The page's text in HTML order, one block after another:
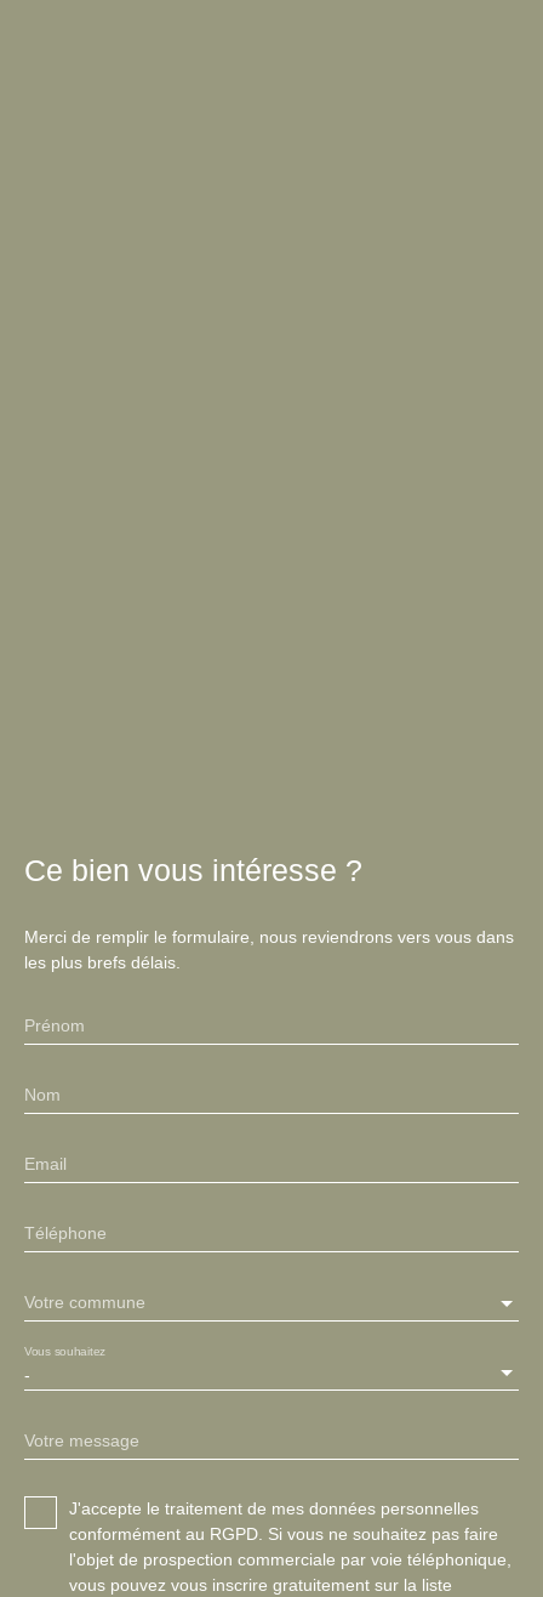
Ce bien vous intéresse ?
Merci de remplir le formulaire, nous reviendrons vers vous dans
les plus brefs délais.
Prénom
Nom
Email
Téléphone
Votre commune
-
Vous souhaitez
Votre message
J'accepte le traitement de mes données personnelles
conformément au RGPD. Si vous ne souhaitez pas faire
l'objet de prospection commerciale par voie téléphonique,
vous pouvez vous inscrire gratuitement sur la liste